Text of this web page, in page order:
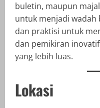
buletin, maupun
untuk menjadi wadah
dan praktisi untuk
dan pemikiran
yang lebih luas.
Lokasi